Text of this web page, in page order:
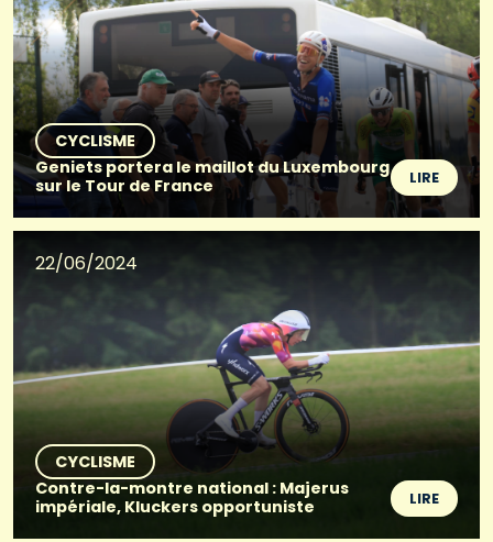
CYCLISME
Geniets portera le maillot du Luxembourg
sur le Tour de France
LIRE
22/06/2024
CYCLISME
Contre-la-montre national : Majerus
impériale, Kluckers opportuniste
LIRE